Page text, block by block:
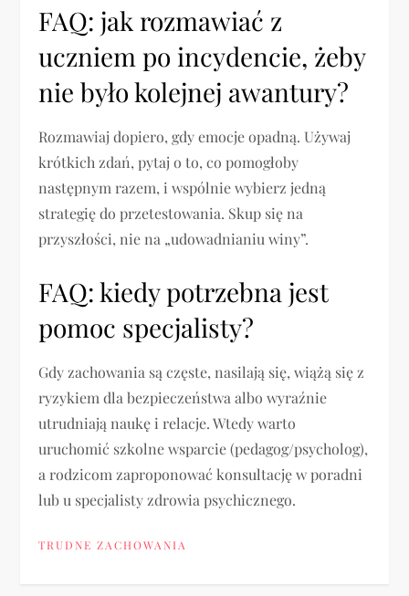
FAQ: jak rozmawiać z
uczniem po incydencie, żeby
nie było kolejnej awantury?
Rozmawiaj dopiero, gdy emocje opadną. Używaj
krótkich zdań, pytaj o to, co pomogłoby
następnym razem, i wspólnie wybierz jedną
strategię do przetestowania. Skup się na
przyszłości, nie na „udowadnianiu winy”.
FAQ: kiedy potrzebna jest
pomoc specjalisty?
Gdy zachowania są częste, nasilają się, wiążą się z
ryzykiem dla bezpieczeństwa albo wyraźnie
utrudniają naukę i relacje. Wtedy warto
uruchomić szkolne wsparcie (pedagog/psycholog),
a rodzicom zaproponować konsultację w poradni
lub u specjalisty zdrowia psychicznego.
TRUDNE ZACHOWANIA